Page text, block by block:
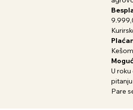
U
Pare